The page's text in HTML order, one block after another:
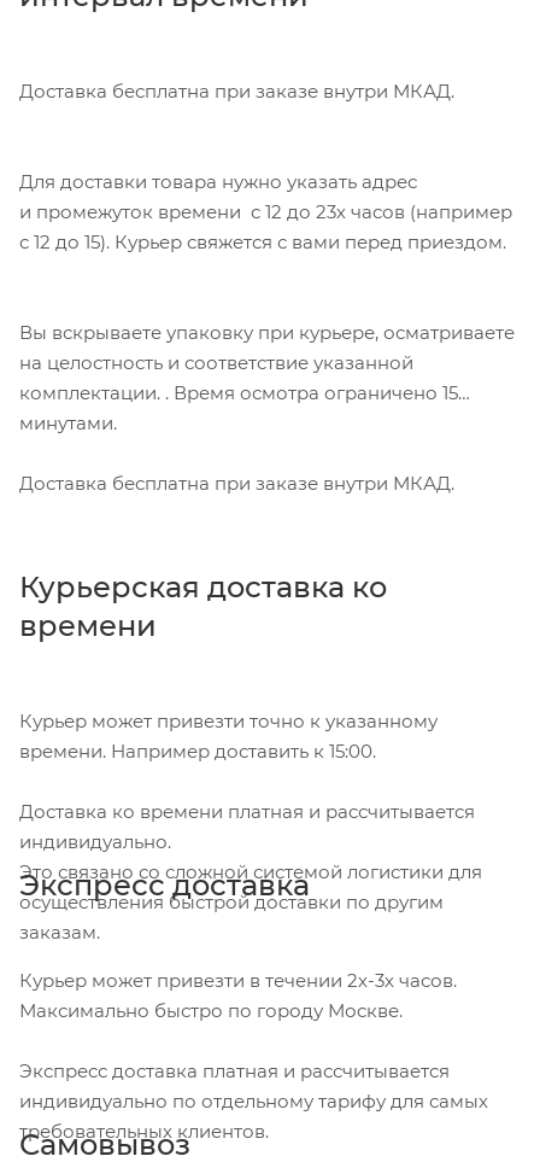
Доставка бесплатна при заказе внутри МКАД.
Для доставки товара нужно указать адрес
и промежуток времени с 12 до 23х часов (например
с 12 до 15). Курьер свяжется с вами перед приездом.
Вы вскрываете упаковку при курьере, осматриваете
на целостность и соответствие указанной
комплектации. . Время осмотра ограничено 15
минутами.
Доставка бесплатна при заказе внутри МКАД.
Курьерская доставка ко
времени
Курьер может привезти точно к указанному
времени. Например доставить к 15:00.
Доставка ко времени платная и рассчитывается
индивидуально.
Это связано со сложной системой логистики для
осуществления быстрой доставки по другим
заказам.
Экспресс доставка
Курьер может привезти в течении 2х-3х часов.
Максимально быстро по городу Москве.
Экспресс доставка платная и рассчитывается
индивидуально по отдельному тарифу для самых
требовательных клиентов.
Самовывоз